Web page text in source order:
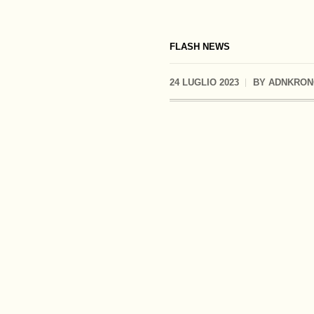
FLASH NEWS
24 LUGLIO 2023 BY